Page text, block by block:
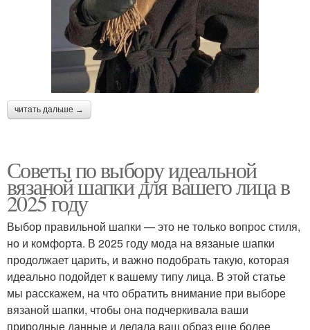
читать дальше →
Советы по выбору идеальной
вязаной шапки для вашего лица в
2025 году
Выбор правильной шапки — это не только вопрос стиля,
но и комфорта. В 2025 году мода на вязаные шапки
продолжает царить, и важно подобрать такую, которая
идеально подойдет к вашему типу лица. В этой статье
мы расскажем, на что обратить внимание при выборе
вязаной шапки, чтобы она подчеркивала ваши
природные данные и делала ваш образ еще более